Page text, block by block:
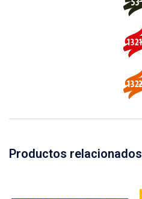
Productos relacionados